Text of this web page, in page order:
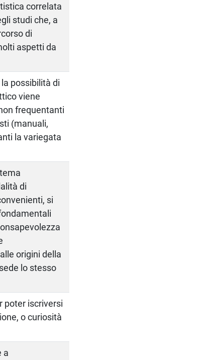
correlata
studi che, a
di
aspetti da
possibilità di
viene
frequentanti
(manuali,
la variegata
di
si
origini della
lo stesso
poter iscriversi
o curiosità
a